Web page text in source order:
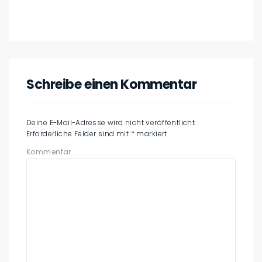
Schreibe einen Kommentar
Deine E-Mail-Adresse wird nicht veröffentlicht.
Erforderliche Felder sind mit * markiert
Kommentar